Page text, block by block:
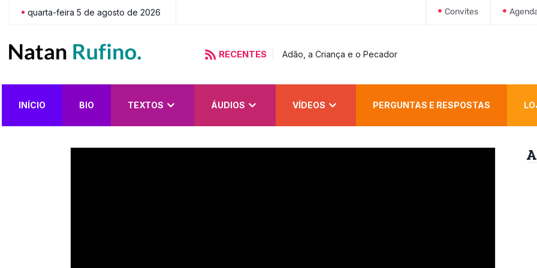
quarta-feira 5 de agosto de 2026 Convites
RECENTES Adão, a Criança e o Pecador
INÍCIO BIO TEXTOS ÁUDIOS VÍDEOS PERGUNTAS E RESPOSTAS